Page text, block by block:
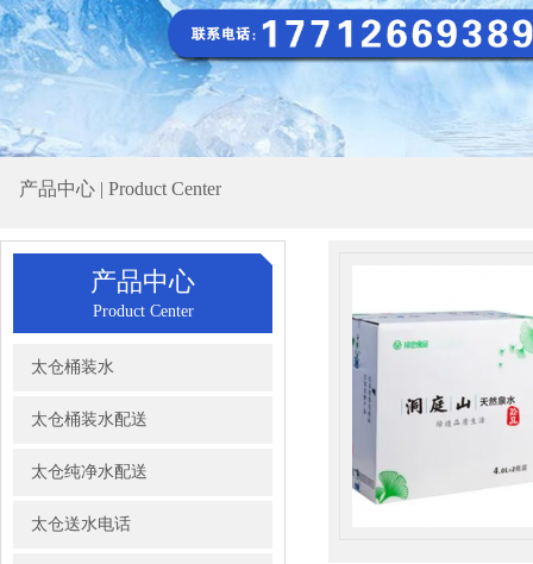
产品中心 | Product Center
产品中心
Product Center
太仓桶装水
太仓桶装水配送
太仓纯净水配送
太仓送水电话